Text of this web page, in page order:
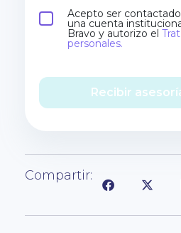
Acepto ser
una cuenta
Bravo y autorizo el
personales.
Recibir
Compartir: